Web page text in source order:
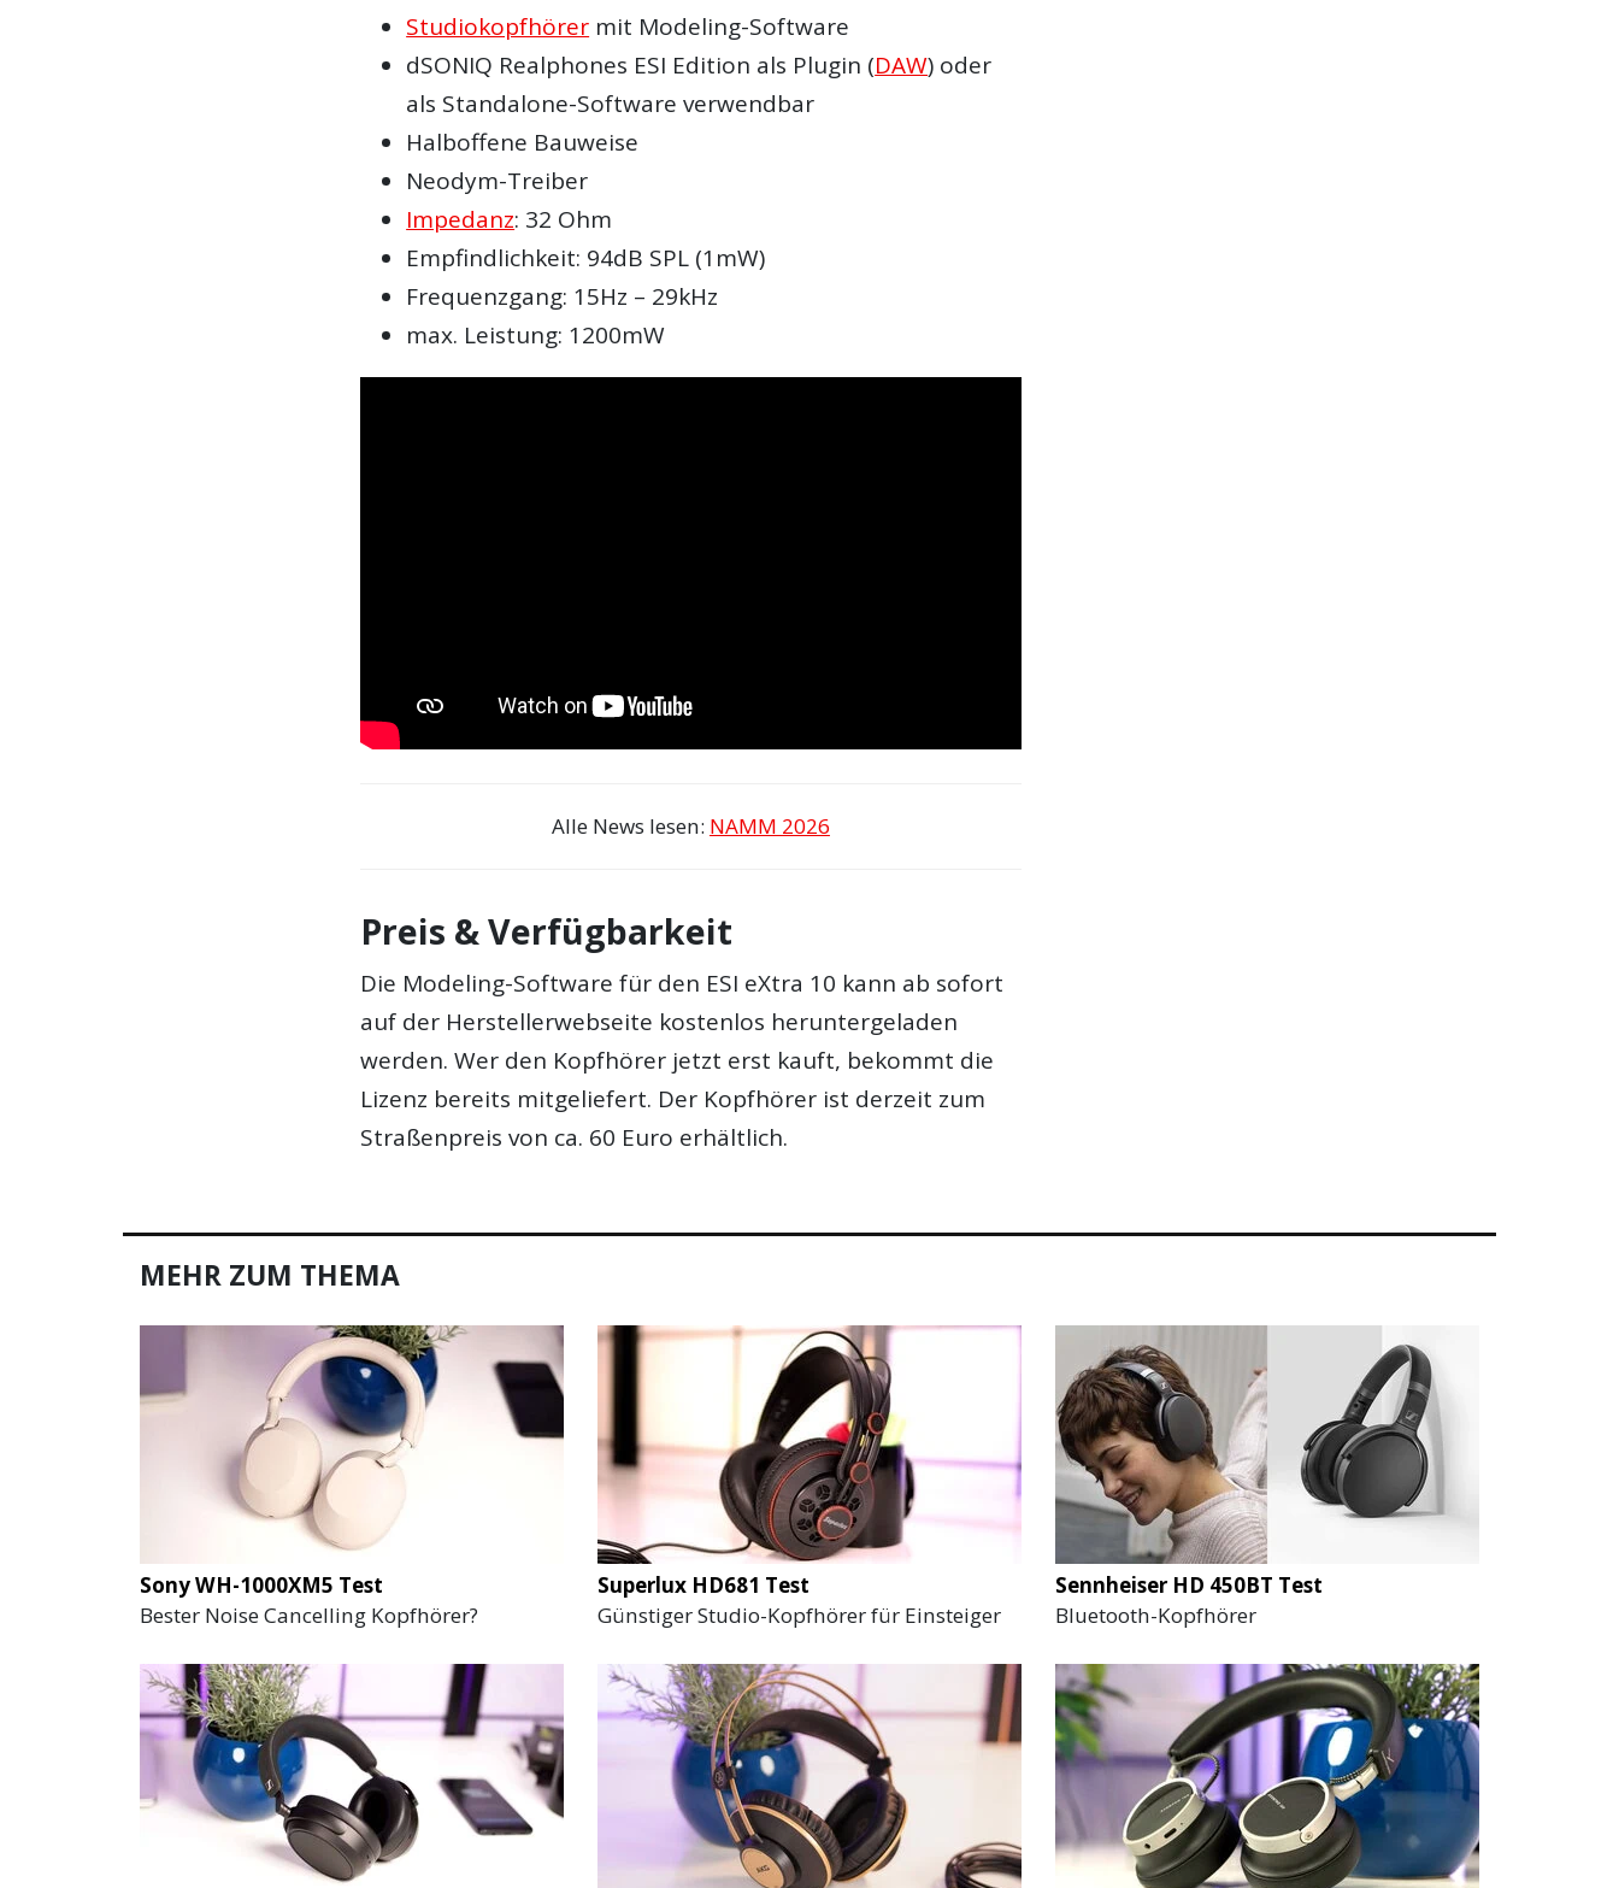
Studiokopfhörer mit Modeling-Software
dSONIQ Realphones ESI Edition als Plugin (DAW) oder
als Standalone-Software verwendbar
Halboffene Bauweise
Neodym-Treiber
Impedanz: 32 Ohm
Empfindlichkeit: 94dB SPL (1mW)
Frequenzgang: 15Hz – 29kHz
max. Leistung: 1200mW
Alle News lesen: NAMM 2026
Preis & Verfügbarkeit
Die Modeling-Software für den ESI eXtra 10 kann ab sofort
auf der Herstellerwebseite kostenlos heruntergeladen
werden. Wer den Kopfhörer jetzt erst kauft, bekommt die
Lizenz bereits mitgeliefert. Der Kopfhörer ist derzeit zum
Straßenpreis von ca. 60 Euro erhältlich.
MEHR ZUM THEMA
Sony WH-1000XM5 Test
Bester Noise Cancelling Kopfhörer?
Superlux HD681 Test
Günstiger Studio-Kopfhörer für Einsteiger
Sennheiser HD 450BT Test
Bluetooth-Kopfhörer